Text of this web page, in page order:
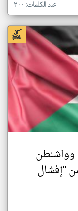
عدد الكلمات: ٢٠٠
"إفشال